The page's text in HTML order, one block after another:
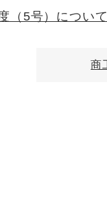
（5号）について
商